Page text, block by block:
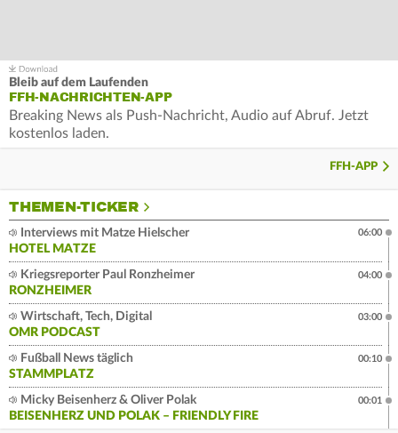
Bleib auf dem Laufenden
FFH-NACHRICHTEN-APP
Breaking News als Push-Nachricht, Audio auf Abruf. Jetzt
kostenlos laden.
FFH-APP
THEMEN-TICKER
Interviews mit Matze Hielscher
HOTEL MATZE
06:00
Kriegsreporter Paul Ronzheimer
RONZHEIMER
04:00
Wirtschaft, Tech, Digital
OMR PODCAST
03:00
Fußball News täglich
STAMMPLATZ
00:10
Micky Beisenherz & Oliver Polak
BEISENHERZ UND POLAK – FRIENDLY FIRE
00:01